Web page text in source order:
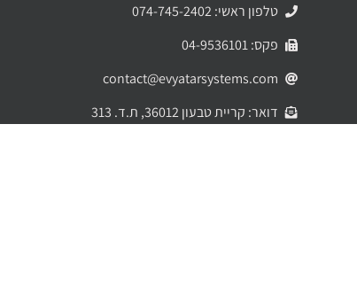
טלפון ראשי: 074-745-2402
פקס: 04-9536101
contact@evyatarsystems.com
דואר: קריית טבעון 36012, ת.ד. 313